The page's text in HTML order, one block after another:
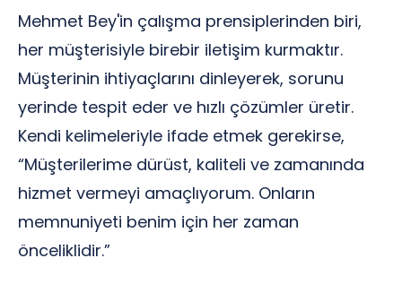
Mehmet Bey'in çalışma prensiplerinden biri,
her müşterisiyle birebir iletişim kurmaktır.
Müşterinin ihtiyaçlarını dinleyerek, sorunu
yerinde tespit eder ve hızlı çözümler üretir.
Kendi kelimeleriyle ifade etmek gerekirse,
“Müşterilerime dürüst, kaliteli ve zamanında
hizmet vermeyi amaçlıyorum. Onların
memnuniyeti benim için her zaman
önceliklidir.”